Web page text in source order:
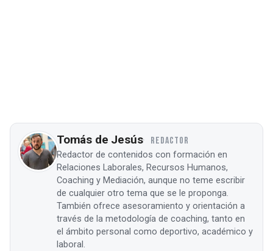
Tomás de Jesús REDACTOR
Redactor de contenidos con formación en
Relaciones Laborales, Recursos Humanos,
Coaching y Mediación, aunque no teme escribir
de cualquier otro tema que se le proponga.
También ofrece asesoramiento y orientación a
través de la metodología de coaching, tanto en
el ámbito personal como deportivo, académico y
laboral.